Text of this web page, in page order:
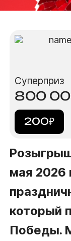
Суперприз
800
200₽
мая 2026
который
Победы.